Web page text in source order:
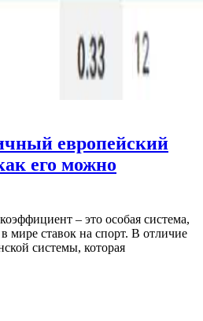
европейский
его можно
– это особая система,
мире ставок на спорт. В отличие
системы, которая